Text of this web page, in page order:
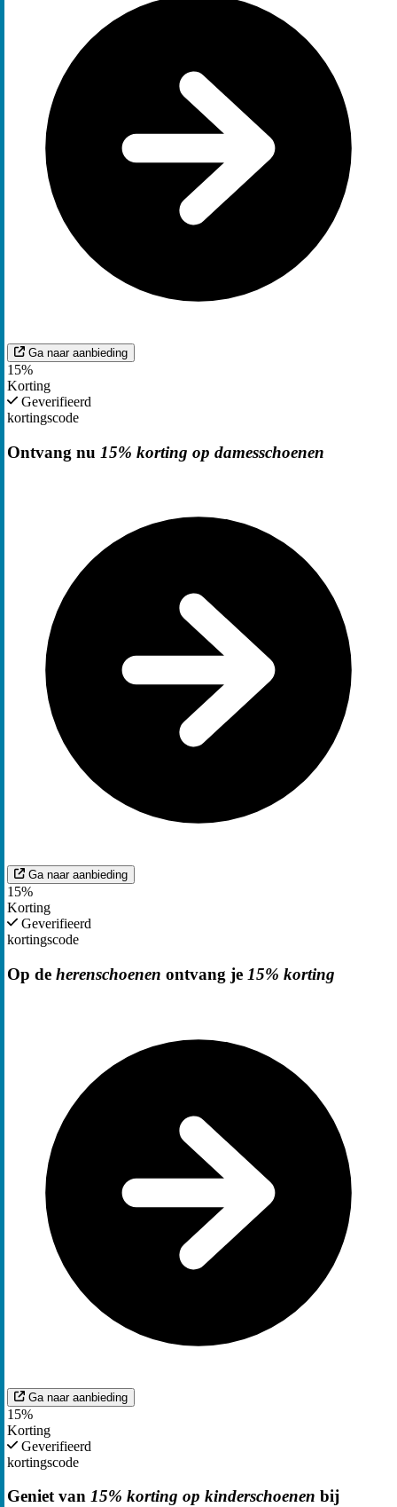
Ga naar aanbieding
15%
Korting
Geverifieerd
kortingscode
Ontvang nu 15% korting op damesschoenen
Ga naar aanbieding
15%
Korting
Geverifieerd
kortingscode
Op de herenschoenen ontvang je 15% korting
Ga naar aanbieding
15%
Korting
Geverifieerd
kortingscode
Geniet van 15% korting op kinderschoenen bij